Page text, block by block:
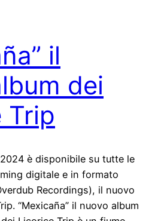
il
dei
Trip
è disponibile su tutte le
digitale e in formato
Recordings), il nuovo
“Mexicaña” il nuovo album